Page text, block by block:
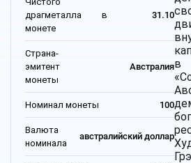
драгметалла в
монете
31.10
Страна-
эмитент
монеты
Австралия
Номинал монеты 100
Валюта
номинала
австралийский доллар
в